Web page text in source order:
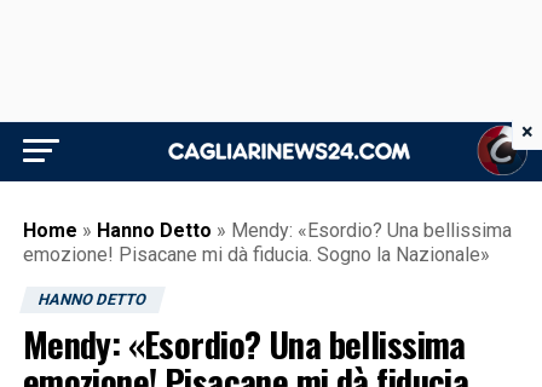
Home » Hanno Detto » Mendy: «Esordio? Una bellissima
emozione! Pisacane mi dà fiducia. Sogno la Nazionale»
HANNO DETTO
Mendy: «Esordio? Una bellissima
×